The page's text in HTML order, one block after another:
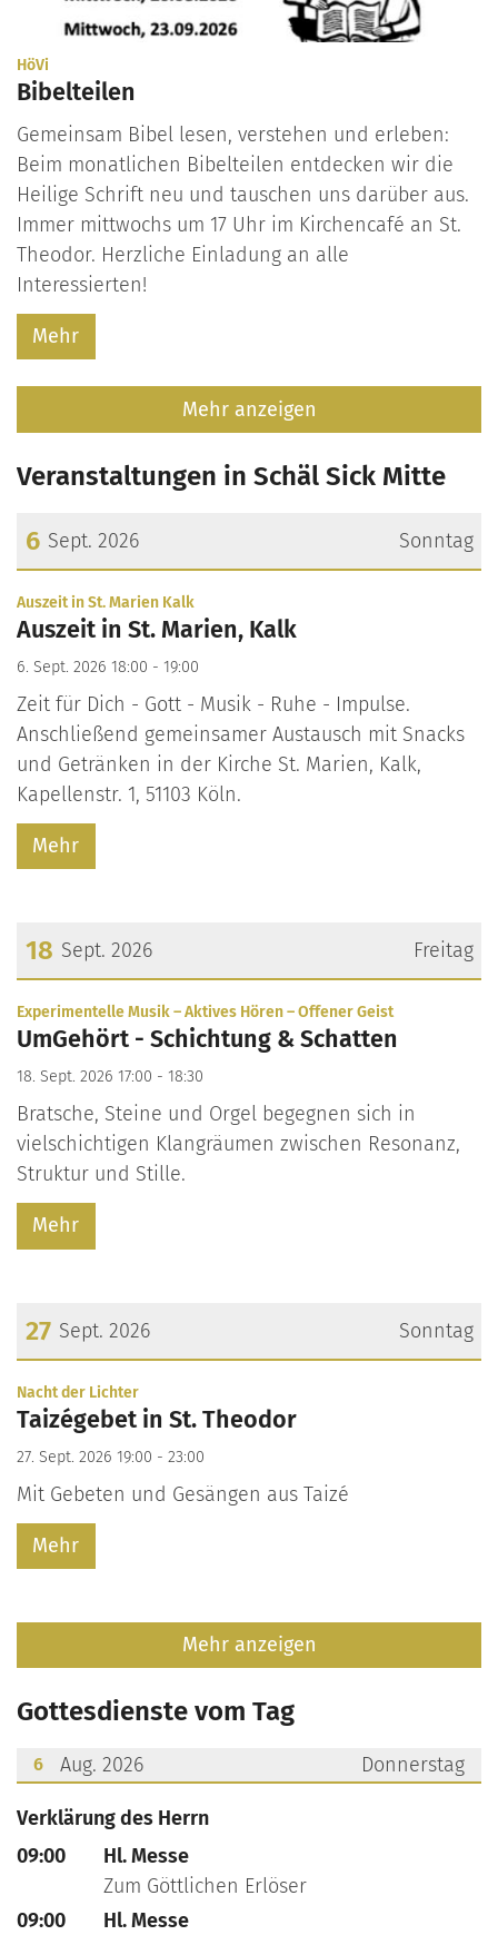
HöVi
Bibelteilen
Gemeinsam Bibel lesen, verstehen und erleben:
Beim monatlichen Bibelteilen entdecken wir die
Heilige Schrift neu und tauschen uns darüber aus.
Immer mittwochs um 17 Uhr im Kirchencafé an St.
Theodor. Herzliche Einladung an alle
Interessierten!
Mehr
Mehr anzeigen
Veranstaltungen in Schäl Sick Mitte
Sonntag
6 Sept. 2026
Datum: 6. September 2026
Auszeit in St. Marien Kalk:
Auszeit in St. Marien, Kalk
6. Sept. 2026 18:00 - 19:00
Zeit für Dich - Gott - Musik - Ruhe - Impulse.
Anschließend gemeinsamer Austausch mit Snacks
und Getränken in der Kirche St. Marien, Kalk,
Kapellenstr. 1, 51103 Köln.
Mehr
Freitag
18 Sept. 2026
Datum: 18. September 2026
Experimentelle Musik – Aktives Hören – Offener Geist:
UmGehört - Schichtung & Schatten
18. Sept. 2026 17:00 - 18:30
Bratsche, Steine und Orgel begegnen sich in
vielschichtigen Klangräumen zwischen Resonanz,
Struktur und Stille.
Mehr
Sonntag
27 Sept. 2026
Datum: 27. September 2026
Nacht der Lichter:
Taizégebet in St. Theodor
27. Sept. 2026 19:00 - 23:00
Mit Gebeten und Gesängen aus Taizé
Mehr
Mehr anzeigen
Gottesdienste vom Tag
Donnerstag
6
Aug. 2026
???msg.page.sr.date??? 6. August 2026
Verklärung des Herrn
09:00
Hl. Messe
Zum Göttlichen Erlöser
09:00
Hl. Messe